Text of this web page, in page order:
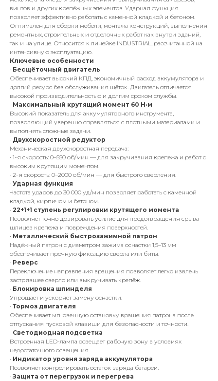
винтов и других крепёжных элементов. Ударная функция
позволяет эффективно работать с каменной кладкой и бетоном.
Оптимален для сборки мебели, монтажа конструкций, выполнения
ремонтных, строительных и отделочных работ как внутри зданий,
так и на улице. Относится к линейке INDUSTRIAL, рассчитанной на
интенсивную эксплуатацию.
Ключевые особенности
· Бесщёточный двигатель
Обеспечивает высокий КПД, экономичный расход аккумулятора и
долгий ресурс без обслуживания щёток. Двигатель отличается
высокой производительностью и долгим сроком службы.
· Максимальный крутящий момент 60 Н·м
Высокий показатель для аккумуляторного инструмента,
позволяющий уверенно справляться с плотными материалами и
выполнять сложные задачи.
· Двухскоростной редуктор
Механическая двухскоростная передача:
· 1-я скорость: 0–550 об/мин — для закручивания крепежа и работ с
высоким крутящим моментом.
· 2-я скорость: 0–2000 об/мин — для быстрого сверления.
· Ударная функция
Частота ударов до 30 000 уд/мин позволяет работать с каменной
кладкой, кирпичом и бетоном.
· 22+1+1 ступень регулировки крутящего момента
Позволяет точно дозировать усилие для предотвращения срыва
шлицев крепежа и повреждения поверхностей.
· Металлический быстрозажимной патрон
Надёжный патрон с диаметром зажима оснастки 1,5–13 мм
обеспечивает прочную фиксацию сверла или биты.
· Реверс
Переключение направления вращения позволяет легко извлечь
застрявшее сверло или выкручивать крепёж.
· Блокировка шпинделя
Упрощает и ускоряет замену оснастки.
· Тормоз двигателя
Обеспечивает мгновенную остановку вращения патрона после
отпускания пусковой клавиши для безопасности и точности.
· Светодиодная подсветка
Встроенная LED-лампа освещает рабочую зону в условиях
недостаточного освещения.
· Индикатор уровня заряда аккумулятора
Позволяет контролировать остаток заряда батареи.
· Защита от перегрузок и перегрева